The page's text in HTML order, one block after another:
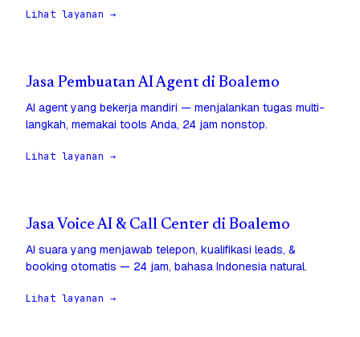
Lihat layanan →
Jasa Pembuatan AI Agent di Boalemo
AI agent yang bekerja mandiri — menjalankan tugas multi-
langkah, memakai tools Anda, 24 jam nonstop.
Lihat layanan →
Jasa Voice AI & Call Center di Boalemo
AI suara yang menjawab telepon, kualifikasi leads, &
booking otomatis — 24 jam, bahasa Indonesia natural.
Lihat layanan →